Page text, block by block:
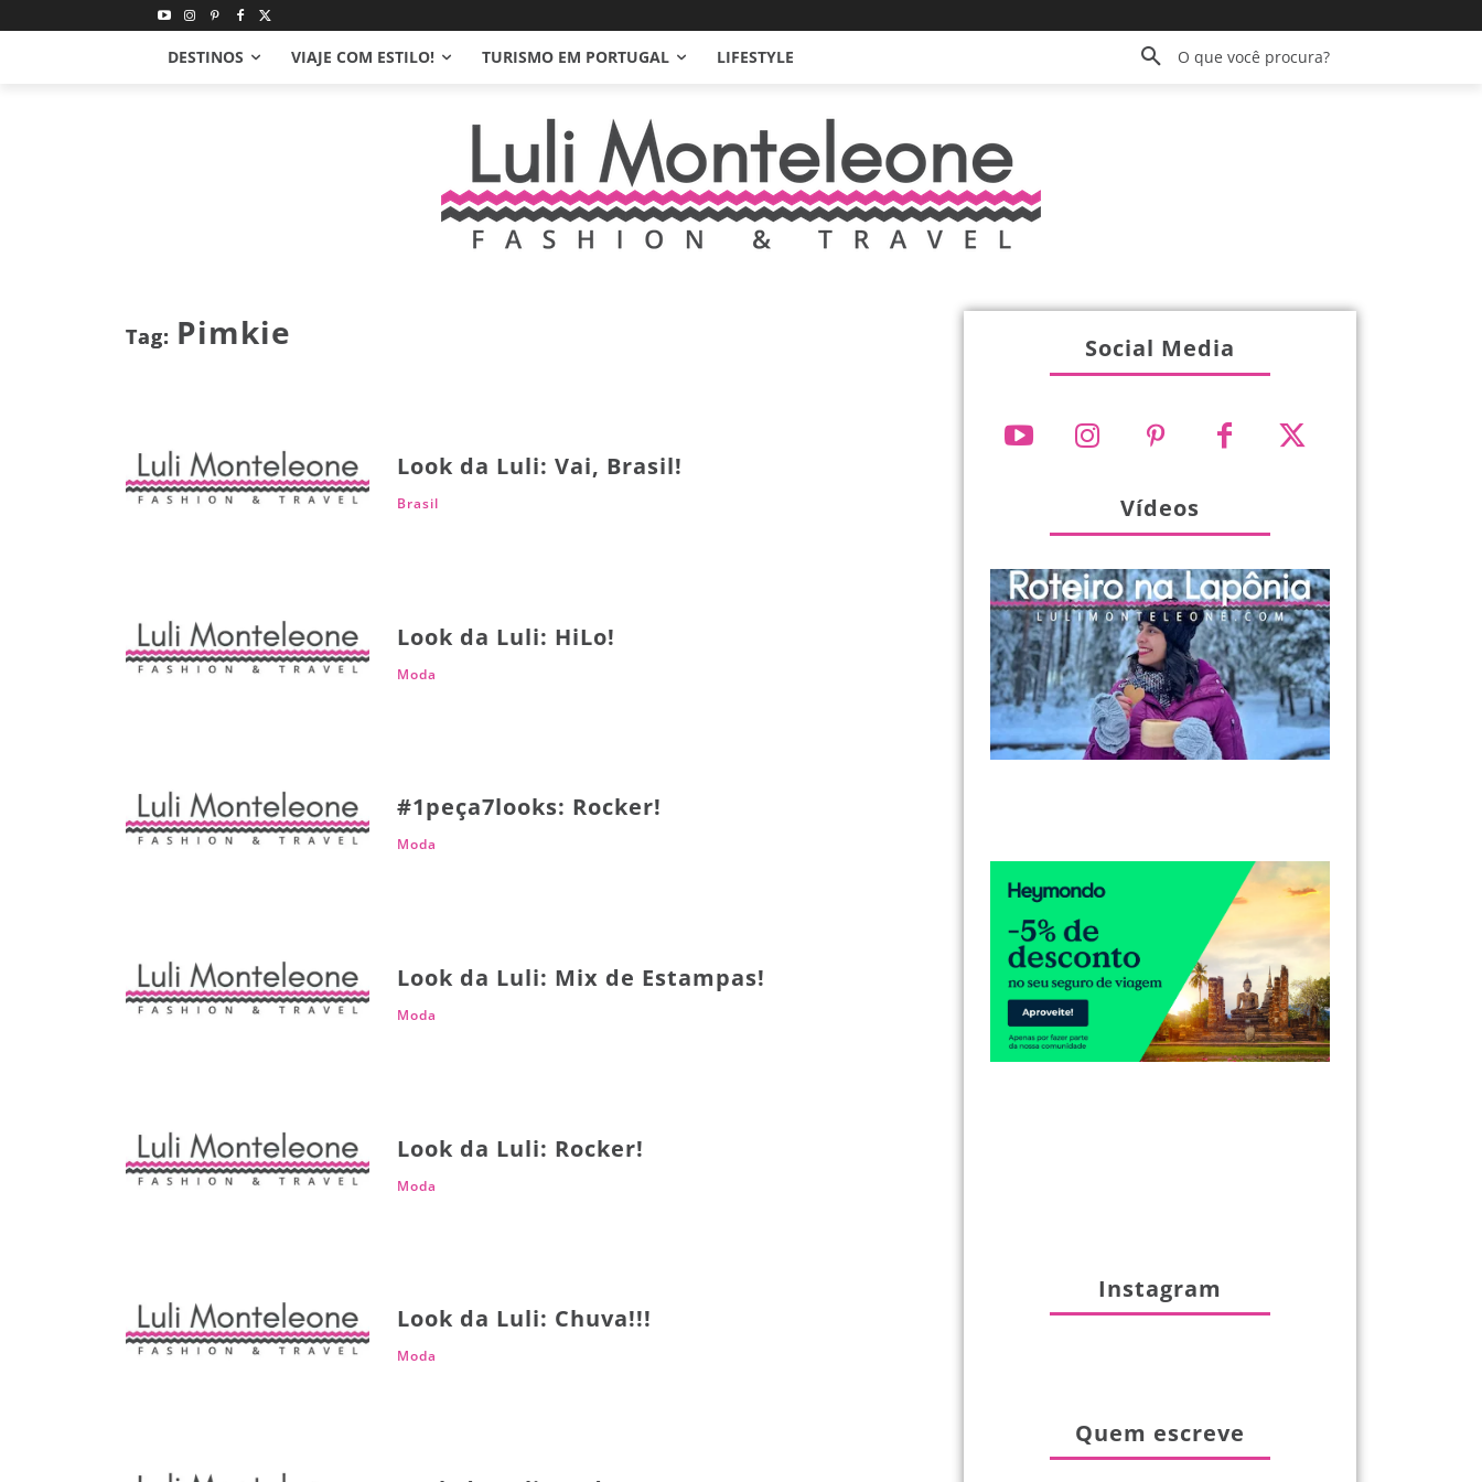
DESTINOS VIAJE COM ESTILO! TURISMO EM PORTUGAL LIFESTYLE O que você procura?
Tag: Pimkie
Look da Luli: Vai, Brasil!
Brasil
Look da Luli: HiLo!
Moda
#1peça7looks: Rocker!
Moda
Look da Luli: Mix de Estampas!
Moda
Look da Luli: Rocker!
Moda
Look da Luli: Chuva!!!
Moda
Social Media
Vídeos
Instagram
Quem escreve